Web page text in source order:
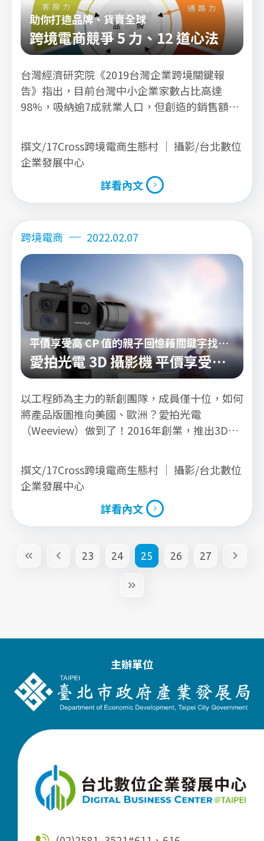
助你打造品牌、貨賣全球
跨境電商競爭 5 力、12 道心法
台灣經濟研究院《2019台灣企業跨境關鍵報
告》指出，目前台灣中小企業家數占比高達
98%，吸納逾7成就業人口，但創造的銷售額僅
型，跨境拓展海外市場已是必要策略。 本研究
針對台灣8家消費性電子產品經營跨境電商的代
表企業，分別為聯齊科技、碩擎科技、圖怡創
意、安瀚科技、快樂島、波寶創新、善恩創新及
愛拍光電。其中7成5屬於新創業者，另2成5為
代工／貿易轉型品牌。 針對8家企業，經由質性
訪談跨境經驗，歸納經營電商的共同策略，交叉
5項分別為產品力、通路力、行銷力、數據力、
客服力。透過爬梳8家企業投注5力中，再整理
出12項關鍵心法，期望作為後進消費性電子產
品企業跨境海外時，經營Amazon等電商平台之
參考策略。
撰文/17Cross跨境電商生態村 ｜ 攝影/台北數位
企業發展中心
詳看內文
跨境電商
2022.02.07
平價享受高 CP 值的親子回憶藉關鍵字找到
真正目標客群
愛拍光電 3D 攝影機 平價享受高
CP 值的親子回憶
以工程師為主力的新創團隊，成員僅十位，如何
將產品版圖推向美國、歐洲？愛拍光電
（Weeview）做到了！2016年創業，推出3D攝
被官方列為StaffPick（編輯精選），不到24小
時達標募資12萬美金。單價不低的科技新品，
Weeview如何成功跨境銷售？
撰文/17Cross跨境電商生態村 ｜ 攝影/台北數位
企業發展中心
詳看內文
23 24 25 26 27
主辦單位